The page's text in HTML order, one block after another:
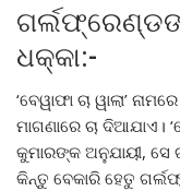
ଧକ୍କା:-
‘ବେୱାଫା ଚା ୱାଲା’
ମାଗଣାରେ ଚା ଦିଆଯାଏ।
କୁମାରଙ୍କ ଅନୁଯାୟୀ,
କିନ୍ତୁ ବେକାରି ହେତୁ